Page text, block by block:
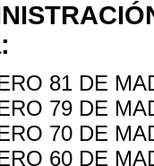
81 DE
79 DE
70 DE
60 DE